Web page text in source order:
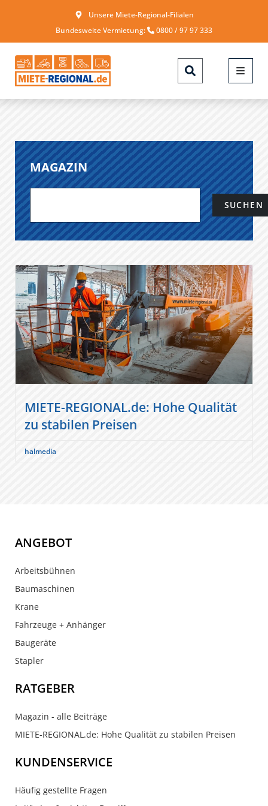
Unsere Miete-Regional-Filialen
Bundesweite Vermietung:
0800 / 97 97 333
MAGAZIN
SUCHEN
MIETE-REGIONAL.de: Hohe Qualität
zu stabilen Preisen
halmedia
ANGEBOT
Arbeitsbühnen
Baumaschinen
Krane
Fahrzeuge + Anhänger
Baugeräte
Stapler
RATGEBER
Magazin - alle Beiträge
MIETE-REGIONAL.de: Hohe Qualität zu stabilen Preisen
KUNDENSERVICE
Häufig gestellte Fragen